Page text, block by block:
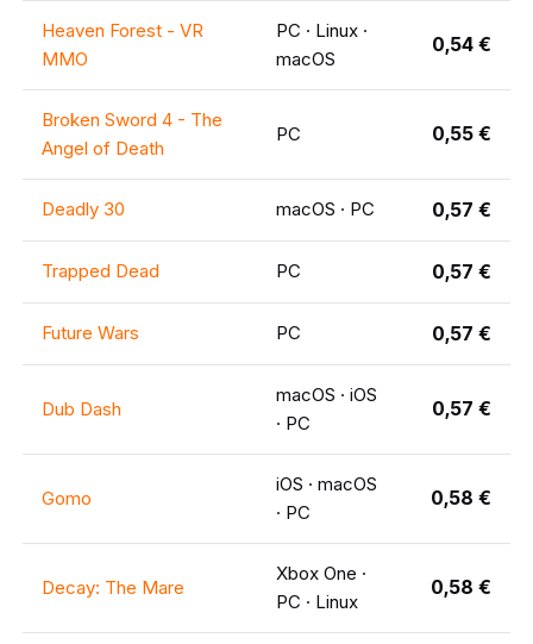
Heaven Forest - VR
MMO
PC · Linux ·
macOS
0,54 €
Broken Sword 4 - The
Angel of Death
PC 0,55 €
Deadly 30 macOS · PC 0,57 €
Trapped Dead PC 0,57 €
Future Wars PC 0,57 €
Dub Dash
macOS · iOS
· PC
0,57 €
Gomo
iOS · macOS
· PC
0,58 €
Decay: The Mare
Xbox One ·
PC · Linux
0,58 €